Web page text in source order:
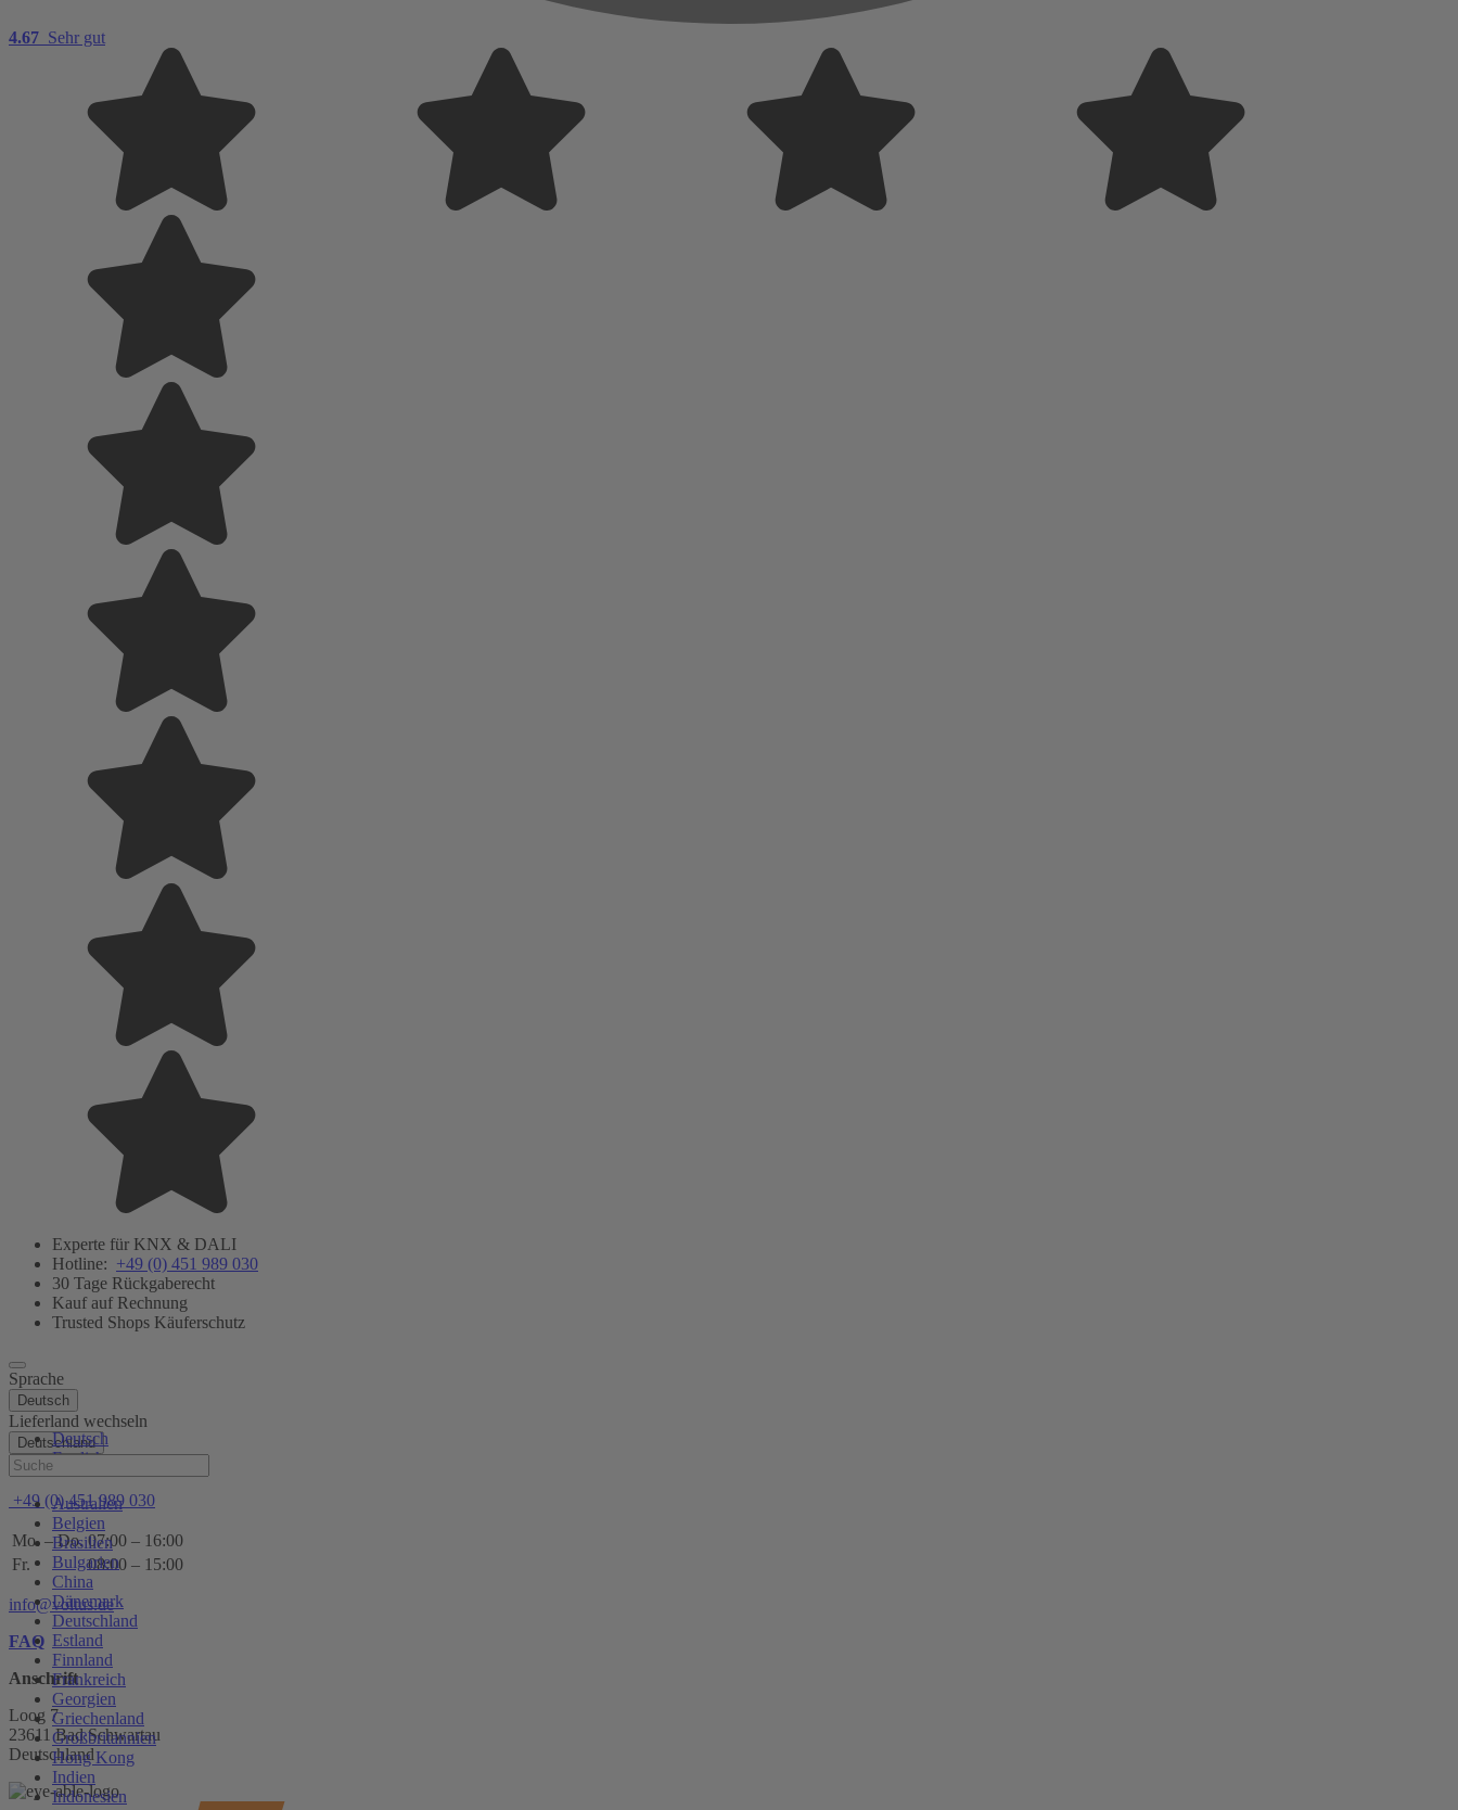
4.67 Sehr gut
Experte für KNX & DALI
Hotline: +49 (0) 451 989 030
30 Tage Rückgaberecht
Kauf auf Rechnung
Trusted Shops Käuferschutz
Sprache
Deutsch
Deutsch
English
Lieferland wechseln
Deutschland
Australien
Belgien
Brasilien
Bulgarien
China
Dänemark
Deutschland
Estland
Finnland
Frankreich
Georgien
Griechenland
Großbritannien
Hong Kong
Indien
Indonesien
Hilfe
+49 (0) 451 989 030
Mo. – Do. 07:00 – 16:00
Fr.
08:00 – 15:00
info@voltus.de
FAQ
Anschrift
Loog 7
23611 Bad Schwartau
Deutschland